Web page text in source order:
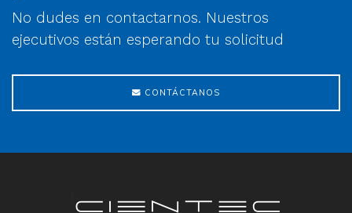
No dudes en contactarnos. Nuestros
ejecutivos están esperando tu solicitud
CONTÁCTANOS